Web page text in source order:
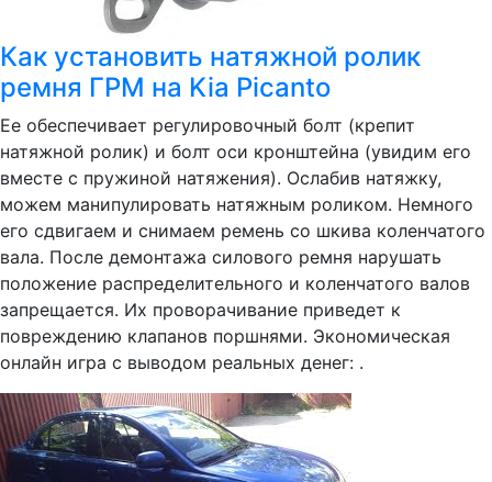
Как установить натяжной ролик
ремня ГРМ на Kia Picanto
Ее обеспечивает регулировочный болт (крепит
натяжной ролик) и болт оси кронштейна (увидим его
вместе с пружиной натяжения). Ослабив натяжку,
можем манипулировать натяжным роликом. Немного
его сдвигаем и снимаем ремень со шкива коленчатого
вала. После демонтажа силового ремня нарушать
положение распределительного и коленчатого валов
запрещается. Их проворачивание приведет к
повреждению клапанов поршнями. Экономическая
онлайн игра с выводом реальных денег: .